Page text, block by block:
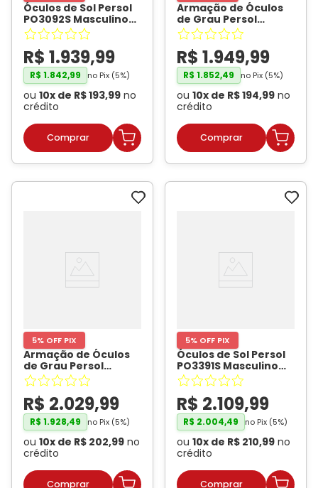
Óculos de Sol Persol
PO3092S Masculino
Redondo Acetato
Preto- PERSOL
R$ 1.939,99
R$ 1.842,99 no Pix (5%)
ou 10x de R$193,99 no
crédito
Armação de Óculos
de Grau Persol
PO3286V Unissex
Redondo Acetato
Verde - PERSOL
R$ 1.949,99
R$ 1.852,49 no Pix (5%)
ou 10x de R$194,99 no
crédito
5% OFF PIX
Armação de Óculos
de Grau Persol
PO3007V Unissex
Quadrado Acetato
Azul Translúcido-
PERSOL
R$ 2.029,99
R$ 1.928,49 no Pix (5%)
ou 10x de R$ 202,99 no
crédito
5% OFF PIX
Óculos de Sol Persol
PO3391S Masculino
Quadrado Acetato
Marrom- PERSOL
R$ 2.109,99
R$ 2.004,49 no Pix (5%)
ou 10x de R$ 210,99 no
crédito